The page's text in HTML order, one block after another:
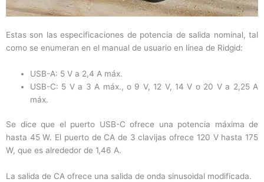
Estas son las especificaciones de potencia de salida nominal, tal
como se enumeran en el manual de usuario en línea de Ridgid:
USB-A: 5 V a 2,4 A máx.
USB-C: 5 V a 3 A máx., o 9 V, 12 V, 14 V o 20 V a 2,25 A
máx.
Se dice que el puerto USB-C ofrece una potencia máxima de
hasta 45 W. El puerto de CA de 3 clavijas ofrece 120 V hasta 175
W, que es alrededor de 1,46 A.
La salida de CA ofrece una salida de onda sinusoidal modificada.